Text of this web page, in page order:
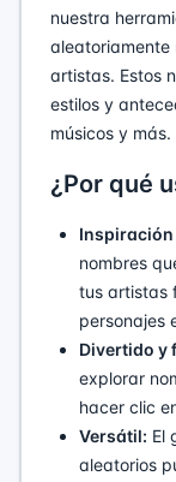
nuestra
aleatoriamente
artistas. Estos
estilos y
músicos y más.
¿Por qué
nombres
tus artistas
personajes
Divertido y
explorar
hacer clic
Versátil: El
aleatorios